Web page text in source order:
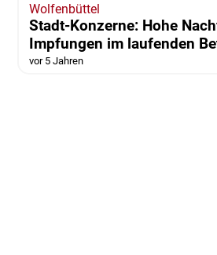
Wolfenbüttel
Stadt-Konzerne: Hohe
Impfungen im laufenden
vor 5 Jahren